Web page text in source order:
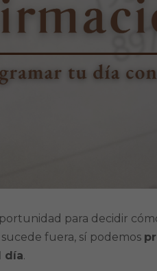
para decidir
fuera, sí podemos
día.